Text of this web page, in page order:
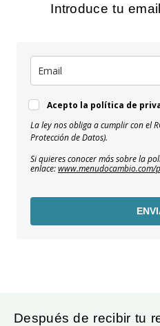
Introduce tu
Acepto la política de
La ley nos obliga a cumplir con el
Protección de Datos).
Si quieres conocer más sobre la
enlace:www.menudocambio.com/
Después de recibir tu